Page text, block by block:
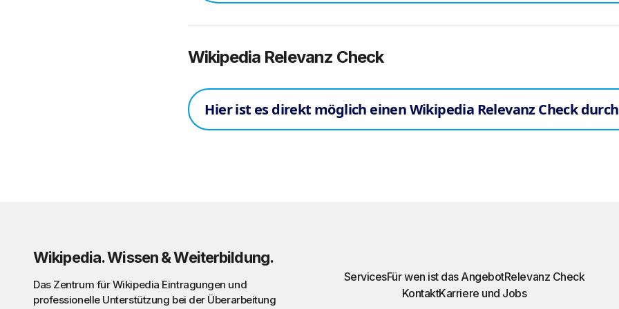
Wikipedia Relevanz Check
Hier ist es direkt möglich einen Wikipedia Relevanz Check
Wikipedia. Wissen & Weiterbildung.
Das Zentrum für Wikipedia Eintragungen und
professionelle Unterstützung bei der Überarbeitung
ServicesFür wen ist das AngebotRelevanz Check
KontaktKarriere und Jobs